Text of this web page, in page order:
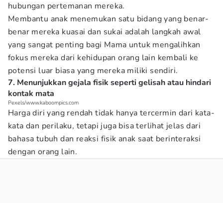
hubungan pertemanan mereka.
Membantu anak menemukan satu bidang yang benar-
benar mereka kuasai dan sukai adalah langkah awal
yang sangat penting bagi Mama untuk mengalihkan
fokus mereka dari kehidupan orang lain kembali ke
potensi luar biasa yang mereka miliki sendiri.
7. Menunjukkan gejala fisik seperti gelisah atau hindari
kontak mata
Pexels/www.kaboompics.com
Harga diri yang rendah tidak hanya tercermin dari kata-
kata dan perilaku, tetapi juga bisa terlihat jelas dari
bahasa tubuh dan reaksi fisik anak saat berinteraksi
dengan orang lain.